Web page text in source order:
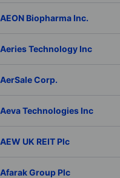
AEON Biopharma Inc.
Aeries Technology Inc
AerSale Corp.
Aeva Technologies Inc
AEW UK REIT Plc
Afarak Group Plc